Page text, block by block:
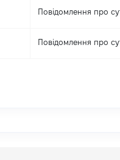
Повідомлення про
Повідомлення про